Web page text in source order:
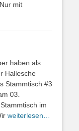
mit
haben als
Hallesche
Stammtisch #3
03.
im
weiterlesen…